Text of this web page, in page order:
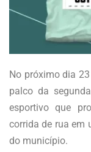
No próximo dia
palco da
esportivo que
corrida de rua em
do município.